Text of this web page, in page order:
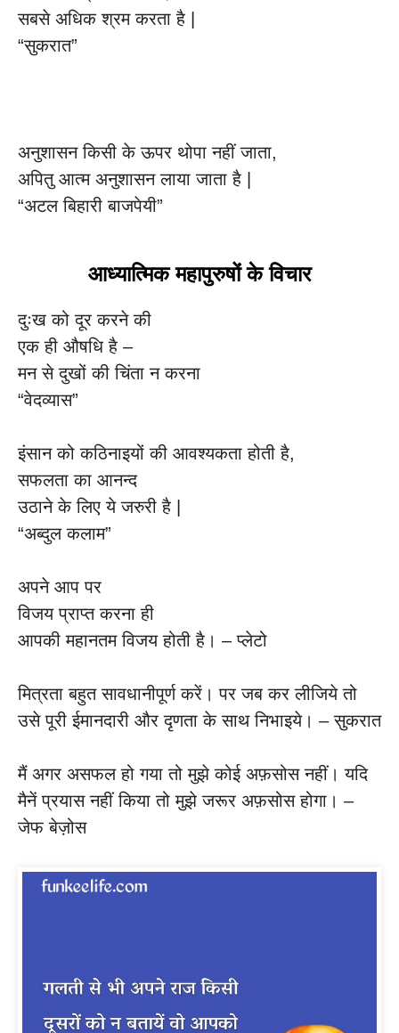
सबसे अधिक श्रम करता है |
“सुकरात”
अनुशासन किसी के ऊपर थोपा नहीं जाता,
अपितु आत्म अनुशासन लाया जाता है |
“अटल बिहारी बाजपेयी”
आध्यात्मिक महापुरुषों के विचार
दुःख को दूर करने की
एक ही औषधि है –
मन से दुखों की चिंता न करना
“वेदव्यास”
इंसान को कठिनाइयों की आवश्यकता होती है,
सफलता का आनन्द
उठाने के लिए ये जरुरी है |
“अब्दुल कलाम”
अपने आप पर
विजय प्राप्त करना ही
आपकी महानतम विजय होती है। – प्लेटो
मित्रता बहुत सावधानीपूर्ण करें। पर जब कर लीजिये तो
उसे पूरी ईमानदारी और दृणता के साथ निभाइये। – सुकरात
मैं अगर असफल हो गया तो मुझे कोई अफ़सोस नहीं। यदि
मैनें प्रयास नहीं किया तो मुझे जरूर अफ़सोस होगा। –
जेफ बेज़ोस